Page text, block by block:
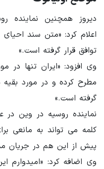
دیروز همچنین نماینده
اعلام کرد: «متن سند
توافق قرار گرفته است.»
وی افزود: «ایران تنها در
مطرح کرده و در مورد
گرفته است.»
نماینده روسیه در وین
کلمه می تواند به مانعی
پیش از این هم در جریان
وی اضافه کرد: «امیدوارم